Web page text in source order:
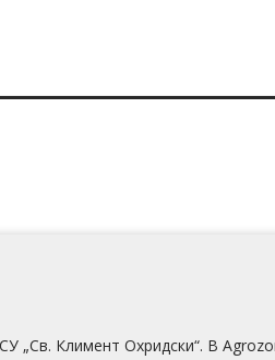
„Св. Климент Охридски“. В